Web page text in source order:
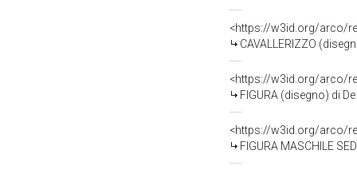
<https://w3id.org/arco/
CAVALLERIZZO
<https://w3id.org/arco/
FIGURA (disegno) di
<https://w3id.org/arco/
FIGURA MASCHILE